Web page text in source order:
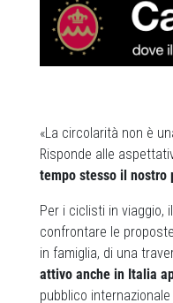
«La circolarità non è
Risponde alle
tempo stesso il nostro
Per i ciclisti in viaggio,
confrontare le
in famiglia, di una
attivo anche in Italia
pubblico